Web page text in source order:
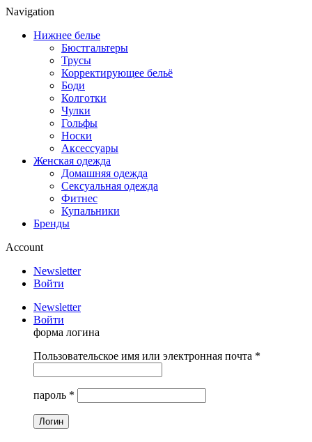
Navigation
Нижнее белье
Бюстгальтеры
Трусы
Корректирующее бельё
Боди
Колготки
Чулки
Гольфы
Носки
Аксессуары
Женская одежда
Домашняя одежда
Сексуальная одежда
Фитнес
Купальники
Бренды
Account
Newsletter
Войти
Newsletter
Войти
форма логина
Пользовательское имя или электронная почта *
пароль *